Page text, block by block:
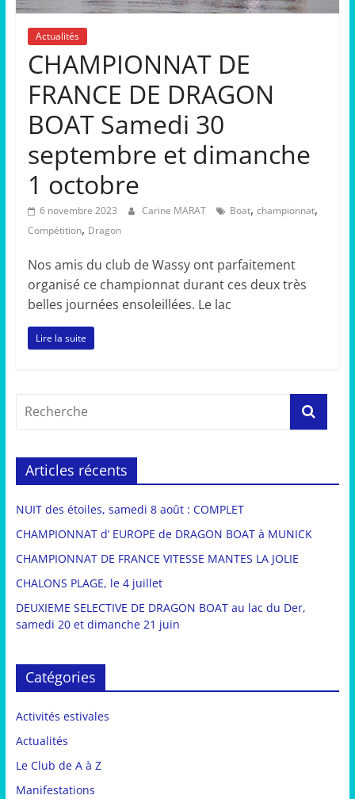
Actualités
CHAMPIONNAT DE
FRANCE DE DRAGON
BOAT Samedi 30
septembre et dimanche
1 octobre
6 novembre 2023 Carine MARAT Boat, championnat,
Compétition, Dragon
Nos amis du club de Wassy ont parfaitement
organisé ce championnat durant ces deux très
belles journées ensoleillées. Le lac
Lire la suite
Articles récents
NUIT des étoiles, samedi 8 août : COMPLET
CHAMPIONNAT d’ EUROPE de DRAGON BOAT à MUNICK
CHAMPIONNAT DE FRANCE VITESSE MANTES LA JOLIE
CHALONS PLAGE, le 4 juillet
DEUXIEME SELECTIVE DE DRAGON BOAT au lac du Der,
samedi 20 et dimanche 21 juin
Catégories
Activités estivales
Actualités
Le Club de A à Z
Manifestations